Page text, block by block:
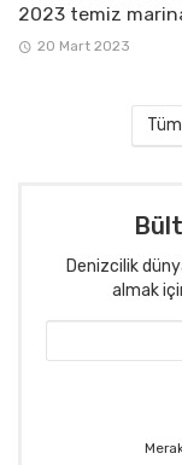
2023 temiz
20 Mart 2023
Denizcilik
almak